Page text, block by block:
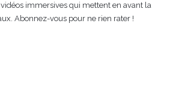
immersives qui mettent en avant la
Abonnez-vous pour ne rien rater !